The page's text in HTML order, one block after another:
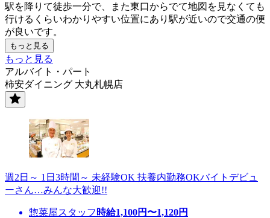
駅を降りて徒歩一分で、また東口からでて地図を見なくても
行けるくらいわかりやすい位置にあり駅が近いので交通の便
が良いです。
もっと見る
もっと見る
アルバイト・パート
柿安ダイニング 大丸札幌店
週2日～ 1日3時間～ 未経験OK 扶養内勤務OKバイトデビュ
ーさん…みんな大歓迎!!
惣菜屋スタッフ 時給1,100円〜1,120円